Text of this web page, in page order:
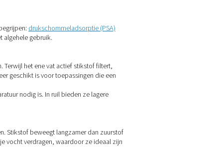
sneden te bereiken, vooral op roestvrij staal en
waardoor productiestops veroorzaakt door lege
en het dekken tijdens opslag, maar ook in verpakkingen,
hun afhankelijkheid van leveringen elimineren
drogen en analyseren van instrumenten. Opwekking
de veiligheidsrisico's in verband met hantering en